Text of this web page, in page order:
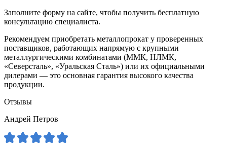
Заполните форму на сайте, чтобы получить бесплатную
консультацию специалиста.
Рекомендуем приобретать металлопрокат у проверенных
поставщиков, работающих напрямую с крупными
металлургическими комбинатами (ММК, НЛМК,
«Северсталь», «Уральская Сталь») или их официальными
дилерами — это основная гарантия высокого качества
продукции.
Отзывы
Андрей Петров